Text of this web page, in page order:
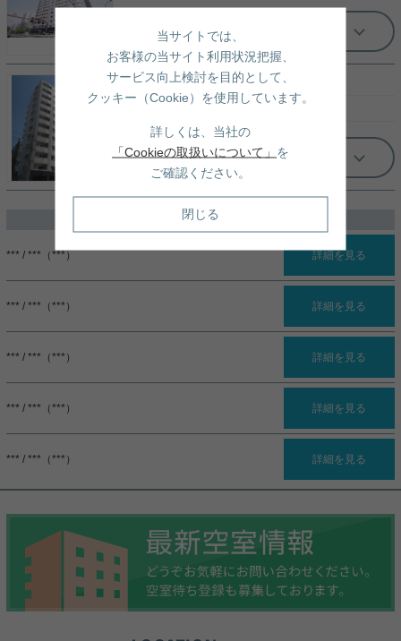
10階/ 1LDK（40.20㎡）
18.5
過去に掲載したお部屋
*** / ***（***） 詳細を見る
*** / ***（***） 詳細を見る
*** / ***（***） 詳細を見る
*** / ***（***） 詳細を見る
*** / ***（***） 詳細を見る
当サイトでは、
お客様の当サイト利用状況把握、
サービス向上検討を目的として、
クッキー（Cookie）を使用しています。
詳しくは、当社の
「Cookieの取扱いについて」 を
ご確認ください。
閉じる